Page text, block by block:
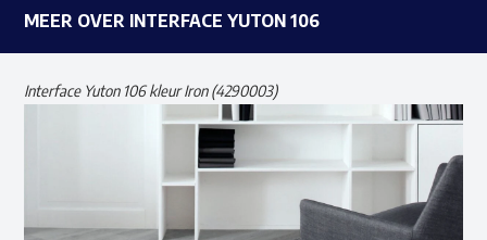
MEER OVER INTERFACE YUTON 106
Interface Yuton 106 kleur Iron (4290003)